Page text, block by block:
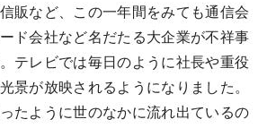
販など、この一年間をみても通信会
ド会社など名だたる大企業が不祥事
テレビでは毎日のように社長や重役
景が放映されるようになりました。
たように世のなかに流れ出ているの